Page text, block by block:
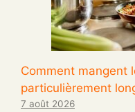
Comment mangent
particulièrement
7 août 2026